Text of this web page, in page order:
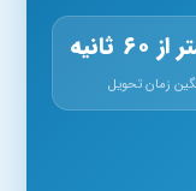
۶۰ ثانیه
زمان تحویل